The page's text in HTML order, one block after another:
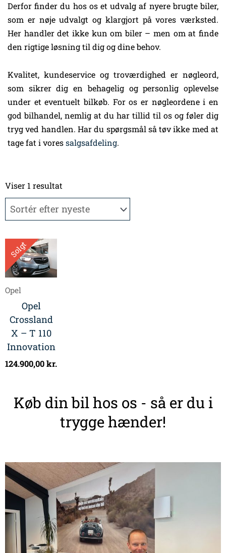
Derfor finder du hos os et udvalg af nyere brugte biler,
som er nøje udvalgt og klargjort på vores værksted.
Her handler det ikke kun om biler – men om at finde
den rigtige løsning til dig og dine behov.
Kvalitet, kundeservice og troværdighed er nøgleord,
som sikrer dig en behagelig og personlig oplevelse
under et eventuelt bilkøb. For os er nøgleordene i en
god bilhandel, nemlig at du har tillid til os og føler dig
tryg ved handlen. Har du spørgsmål så tøv ikke med at
tage fat i voressalgsafdeling.
Viser 1 resultat
Solgt
Opel
Opel
Crossland
X – T 110
Innovation
124.900,00kr.
Køb din bil hos os - så er du i
trygge hænder!